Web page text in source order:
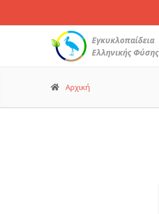
Εγκυκλοπαίδεια
Ελληνικής Φύσης
Αρχική